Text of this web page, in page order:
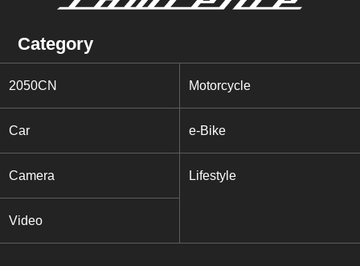
Category
2050CN Motorcycle
Car e-Bike
Camera Lifestyle
Video